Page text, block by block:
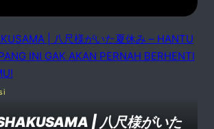
| 八尺様がいた